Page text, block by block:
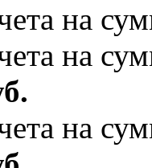
на
на
на